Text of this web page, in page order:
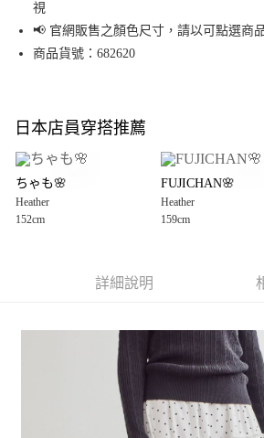
街口支付
悠遊付
全盈+PAY
大哥付你分期
【大哥付你分期使用說明】
1.本服務由台灣大哥大提供，台灣大哥大用戶可立
2.付款方式選擇「大哥付你分期」，訂單成立後會
3.實際核准額度、可分期數及費用金額請依後續交
4.訂單成立30分鐘內，如未前往確認交易或遇審核
1.分期款項不併入電信帳單，「大哥付你分期」於
2.透過簡訊連結打開帳單後，可選擇「超商條碼
帳／街口支付／iPASS MONEY」等通路繳費。
AFTEE先享後付
３．安心：先確認商品／服務後，再付款。
【「AFTEE先享後付」結帳流程】
１．於結帳方式選擇「AFTEE先享後付」後，將
結帳頁面，進行簡訊認證並確認金額後，即可完成
２．訂單成立數日內，您將收到繳費通知簡訊。
３．收到繳費通知簡訊後14天內，點擊此簡訊中
每筆NT$80，滿NT$888(含以上)免運費
每筆NT$80，滿NT$888(含以上)免運費
視
📢 官網販售之顏色尺寸，請以可點選商
商品貨號：682620
日本店員穿搭推薦
ちゃも🌸
Heather
152cm
FUJICHAN🌸
Heather
159cm
詳細說明